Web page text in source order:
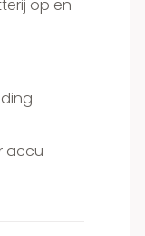
op en
accu